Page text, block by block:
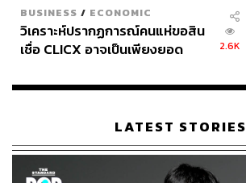
BUSINESS / ECONOMIC
วิเคราะห์ปรากฏการณ์คนแห่ขอสิน
เชื่อ CLICX อาจเป็นเพียงยอด
เรือนไทยที่ถูกซุกไว้
2.6K
LATEST STORIES